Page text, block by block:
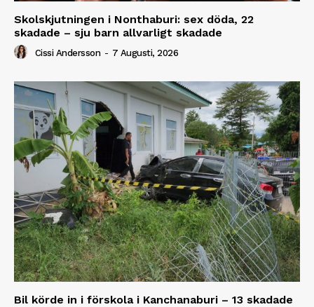
Skolskjutningen i Nonthaburi: sex döda, 22
skadade – sju barn allvarligt skadade
Cissi Andersson - 7 Augusti, 2026
Bil körde in i förskola i Kanchanaburi – 13 skadade